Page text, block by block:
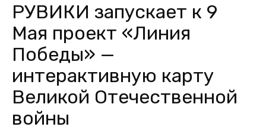
РУВИКИ запускает к 9
Мая проект «Линия
Победы» —
интерактивную карту
Великой Отечественной
войны